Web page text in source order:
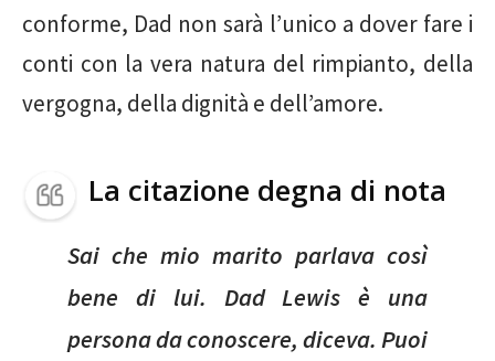
conforme, Dad non sarà l’unico a dover fare i
conti con la vera natura del rimpianto, della
vergogna, della dignità e dell’amore.
La citazione degna di nota
Sai che mio marito parlava così
bene di lui. Dad Lewis è una
persona da conoscere, diceva. Puoi